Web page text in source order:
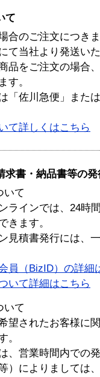
て
合のご注文につき
て当社より発送い
品をご注文の場合
す。
「佐川急便」また
て詳しくはこちら
求書・納品書等の
いて
ラインでは、24時
きます。
見積書発行には、
員（BizID）の詳細
いて詳細はこちら
いて
望されたお客様に
。
、営業時間内での
）によりましては